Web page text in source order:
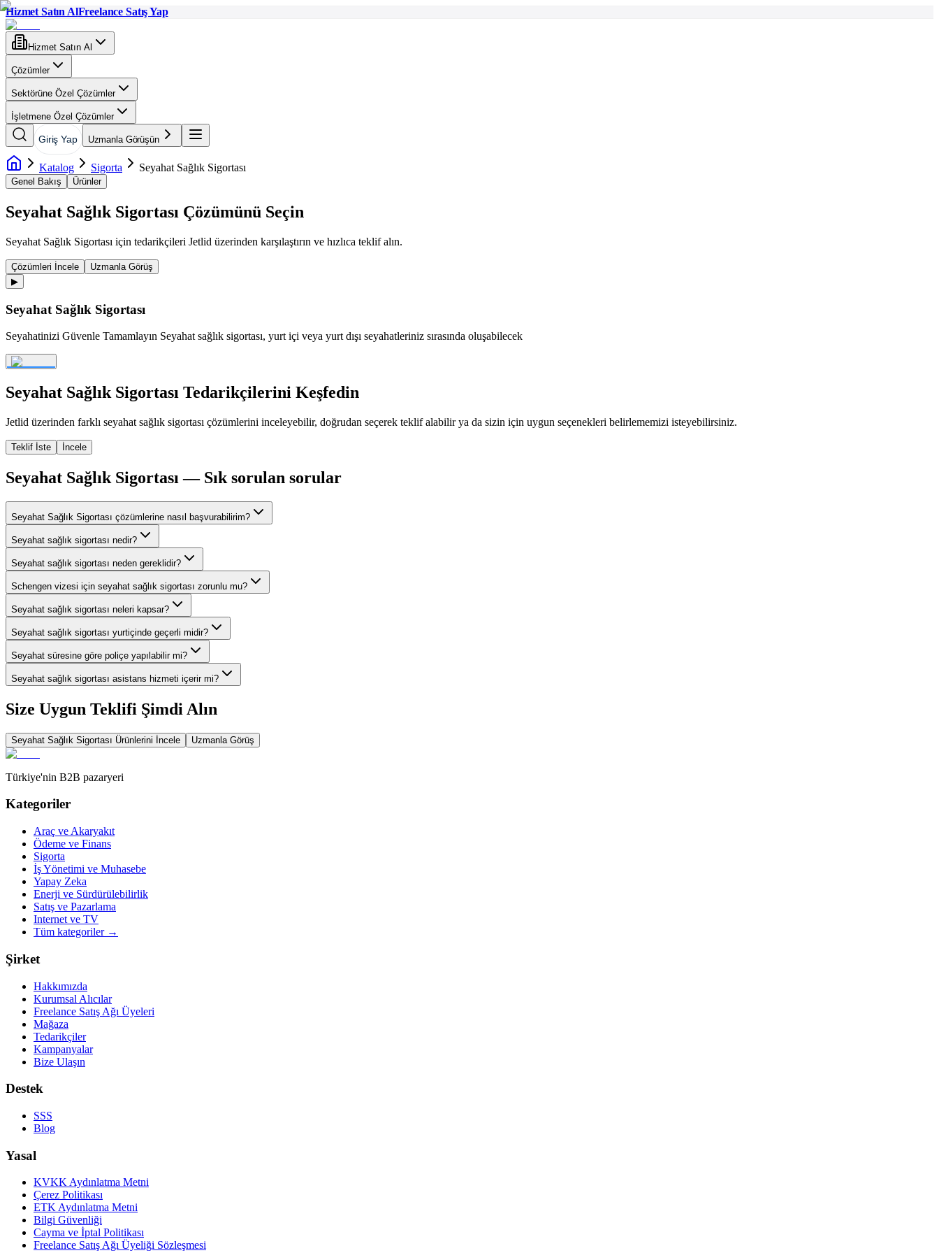
Hizmet Satın AlFreelance Satış Yap
Hizmet Satın Al
Çözümler
Sektörüne Özel Çözümler
İşletmene Özel Çözümler
Giriş Yap Uzmanla Görüşün
Katalog Sigorta Seyahat Sağlık Sigortası
Genel Bakış Ürünler
Seyahat Sağlık Sigortası Çözümünü Seçin
Seyahat Sağlık Sigortası için tedarikçileri Jetlid üzerinden karşılaştırın ve hızlıca teklif alın.
Çözümleri İncele
Uzmanla Görüş
▶
Seyahat Sağlık Sigortası
Seyahatinizi Güvenle Tamamlayın Seyahat sağlık sigortası, yurt içi veya yurt dışı seyahatleriniz sırasında oluşabilecek
Seyahat Sağlık Sigortası Tedarikçilerini Keşfedin
Jetlid üzerinden farklı seyahat sağlık sigortası çözümlerini inceleyebilir, doğrudan seçerek teklif alabilir ya da sizin için uygun seçenekleri belirlememizi isteyebilirsiniz.
Teklif İste İncele
Seyahat Sağlık Sigortası — Sık sorulan sorular
Seyahat Sağlık Sigortası çözümlerine nasıl başvurabilirim?
Seyahat sağlık sigortası nedir?
Seyahat sağlık sigortası neden gereklidir?
Schengen vizesi için seyahat sağlık sigortası zorunlu mu?
Seyahat sağlık sigortası neleri kapsar?
Seyahat sağlık sigortası yurtiçinde geçerli midir?
Seyahat süresine göre poliçe yapılabilir mi?
Seyahat sağlık sigortası asistans hizmeti içerir mi?
Size Uygun Teklifi Şimdi Alın
Seyahat Sağlık Sigortası Ürünlerini İncele Uzmanla Görüş
Türkiye'nin B2B pazaryeri
Kategoriler
Araç ve Akaryakıt
Ödeme ve Finans
Sigorta
İş Yönetimi ve Muhasebe
Yapay Zeka
Enerji ve Sürdürülebilirlik
Satış ve Pazarlama
Internet ve TV
Tüm kategoriler→
Şirket
Hakkımızda
Kurumsal Alıcılar
Freelance Satış Ağı Üyeleri
Mağaza
Tedarikçiler
Kampanyalar
Bize Ulaşın
Destek
SSS
Blog
Yasal
KVKK Aydınlatma Metni
Çerez Politikası
ETK Aydınlatma Metni
Bilgi Güvenliği
Cayma ve İptal Politikası
Freelance Satış Ağı Üyeliği Sözleşmesi